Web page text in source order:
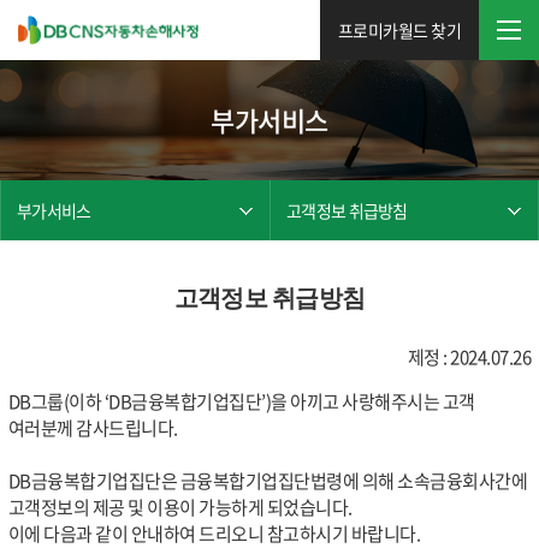
프로미카월드 찾기
부가서비스
부가서비스 고객정보 취급방침
고객정보 취급방침
제정 : 2024.07.26
DB그룹(이하 ‘DB금융복합기업집단’)을 아끼고 사랑해주시는 고객
여러분께 감사드립니다.
DB금융복합기업집단은 금융복합기업집단법령에 의해 소속금융회사간에
고객정보의 제공 및 이용이 가능하게 되었습니다.
이에 다음과 같이 안내하여 드리오니 참고하시기 바랍니다.